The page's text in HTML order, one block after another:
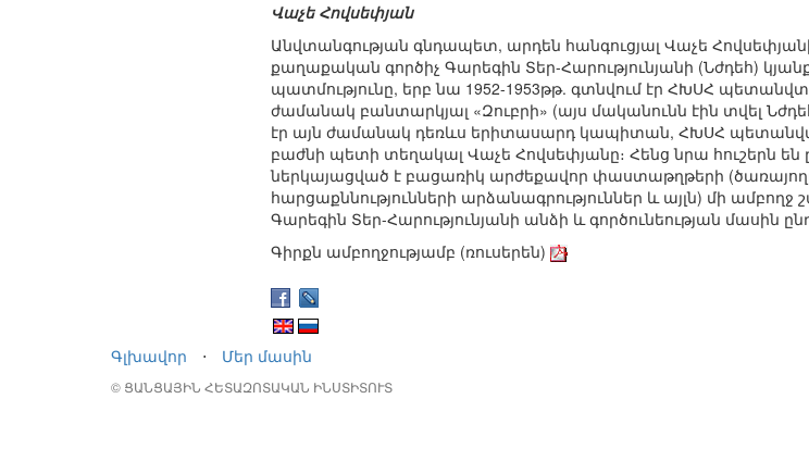
Վաչե Հովսեփյան
Անվտանգության գնդապետ, արդեն հանգուցյալ Վաչե
քաղաքական գործիչ Գարեգին Տեր-Հարությունյանի (Նժդեհ)
պատմությունը, երբ նա 1952-1953թթ. գտնվում էր ՀԽՍՀ
ժամանակ բանտարկյալ «Զուբրի» (այս մականունն էին տվել
էր այն ժամանակ դեռևս երիտասարդ կապիտան, ՀԽՍՀ
բաժնի պետի տեղակալ Վաչե Հովսեփյանը։ Հենց նրա հուշերն են
ներկայացված է բացառիկ արժեքավոր փաստաթղթերի
հարցաքննությունների արձանագրություններ և այլն) մի
Գարեգին Տեր-Հարությունյանի անձի և գործունեության մասին
Գիրքն ամբողջությամբ (ռուսերեն)
Գլխավոր ⋅ Մեր մասին
© ՑԱՆՑԱՅԻՆ ՀԵՏԱԶՈՏԱԿԱՆ ԻՆՍՏԻՏՈՒՏ